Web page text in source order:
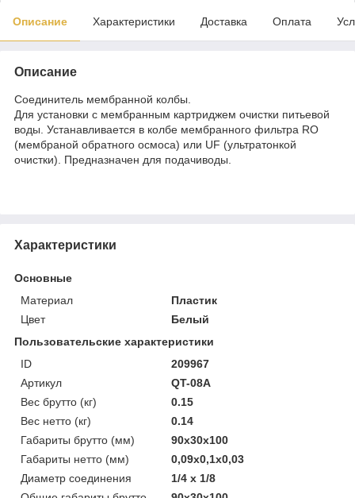
Описание Характеристики Доставка Оплата
Описание
Соединитель мембранной колбы.
Для установки с мембранным картриджем очистки питьевой
воды. Устанавливается в колбе мембранного фильтра RO
(мембраной обратного осмоса) или UF (ультратонкой
очистки). Предназначен для подачиводы.
Характеристики
Основные
Материал
Пластик
Цвет
Белый
Пользовательские характеристики
ID
209967
Артикул
QT-08A
Вес брутто (кг)
0.15
Вес нетто (кг)
0.14
Габариты брутто (мм)
90x30x100
Габариты нетто (мм)
0,09x0,1x0,03
Диаметр соединения
1/4 х 1/8